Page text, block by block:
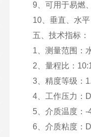
9、可用于易燃
10、垂直、水
五、技术指标：
1、测量范围：
2、量程比：
3、精度等级：
4、工作压力：
5、介质温度
6、介质粘度：